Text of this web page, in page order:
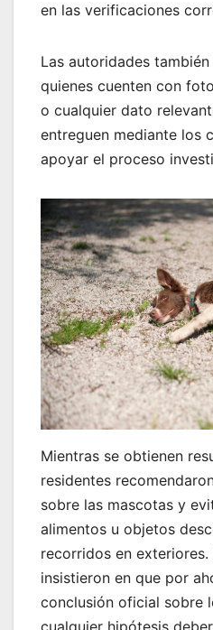
en las verificaciones
Las autoridades
quienes cuenten con
o cualquier dato
entreguen mediante los
apoyar el proceso
Mientras se obtienen
residentes
sobre las mascotas y
alimentos u objetos
recorridos en
insistieron en que por
conclusión oficial sobre